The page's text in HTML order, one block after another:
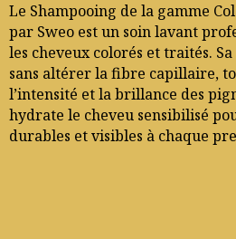
Le Shampooing de la gamme
par Sweo est un soin lavant
les cheveux colorés et traités.
sans altérer la fibre capillaire,
l’intensité et la brillance des
hydrate le cheveu sensibilisé
durables et visibles à chaque